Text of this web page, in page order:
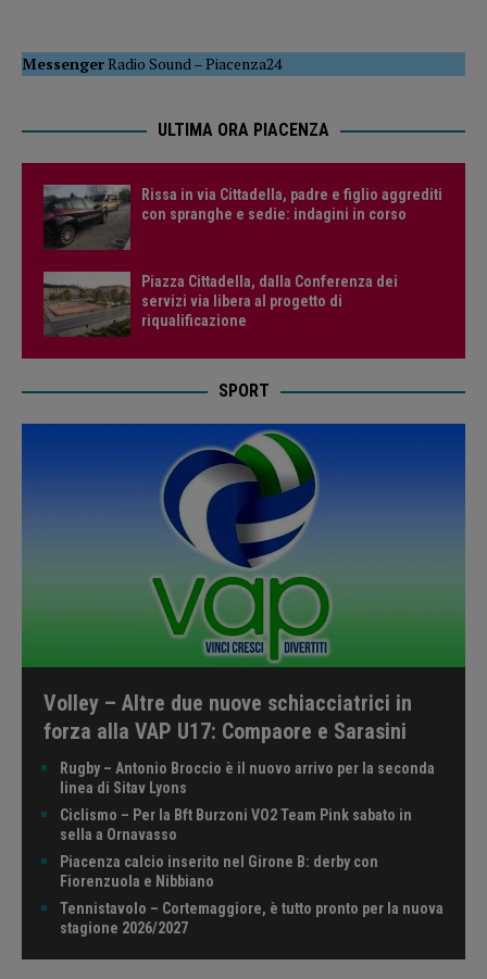
MessengerRadio Sound–Piacenza24
ULTIMA ORA PIACENZA
Rissa in via Cittadella, padre e figlio aggrediti
con spranghe e sedie: indagini in corso
Piazza Cittadella, dalla Conferenza dei
servizi via libera al progetto di
riqualificazione
SPORT
Volley – Altre due nuove schiacciatrici in
forza alla VAP U17: Compaore e Sarasini
Rugby – Antonio Broccio è il nuovo arrivo per la seconda
linea di Sitav Lyons
Ciclismo – Per la Bft Burzoni VO2 Team Pink sabato in
sella a Ornavasso
Piacenza calcio inserito nel Girone B: derby con
Fiorenzuola e Nibbiano
Tennistavolo – Cortemaggiore, è tutto pronto per la nuova
stagione 2026/2027